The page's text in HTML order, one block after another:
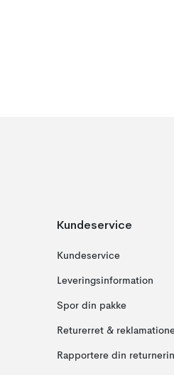
Kundeservice
Kundeservice
Leveringsinformation
Spor din pakke
Returerret &
Rapportere din